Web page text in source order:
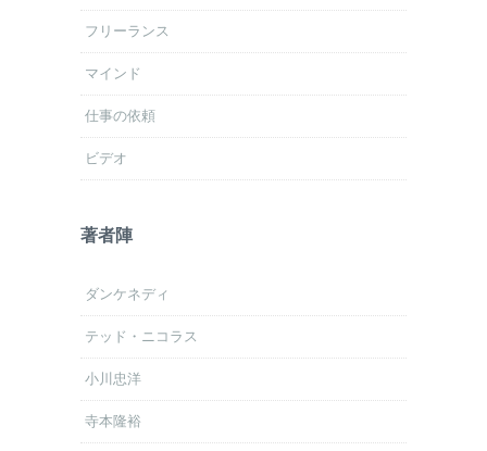
フリーランス
マインド
仕事の依頼
ビデオ
著者陣
ダンケネディ
テッド・ニコラス
小川忠洋
寺本隆裕